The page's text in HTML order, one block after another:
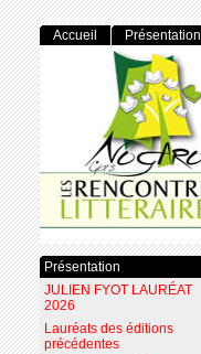
Accueil Présentation
Présentation
JULIEN FYOT LAURÉAT
2026
Lauréats des éditions
précédentes